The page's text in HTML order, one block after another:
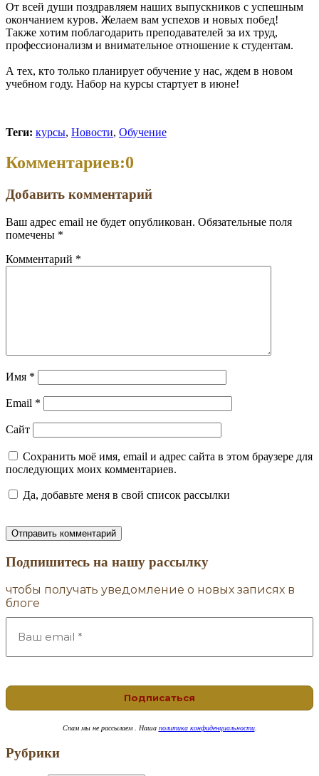
От всей души поздравляем наших выпускников с успешным
окончанием куров. Желаем вам успехов и новых побед!
Также хотим поблагодарить преподавателей за их труд,
профессионализм и внимательное отношение к студентам.
А тех, кто только планирует обучение у нас, ждем в новом
учебном году. Набор на курсы стартует в июне!
Теги: курсы, Новости, Обучение
Комментариев:0
Добавить комментарий
Ваш адрес email не будет опубликован. Обязательные поля
помечены *
Комментарий *
Имя *
Email *
Сайт
Сохранить моё имя, email и адрес сайта в этом браузере для
последующих моих комментариев.
Да, добавьте меня в свой список рассылки
Подпишитесь на нашу рассылку
чтобы получать уведомление о новых записях в
блоге
Спам мы не рассылаем . Наша политика конфиденциальности.
Рубрики